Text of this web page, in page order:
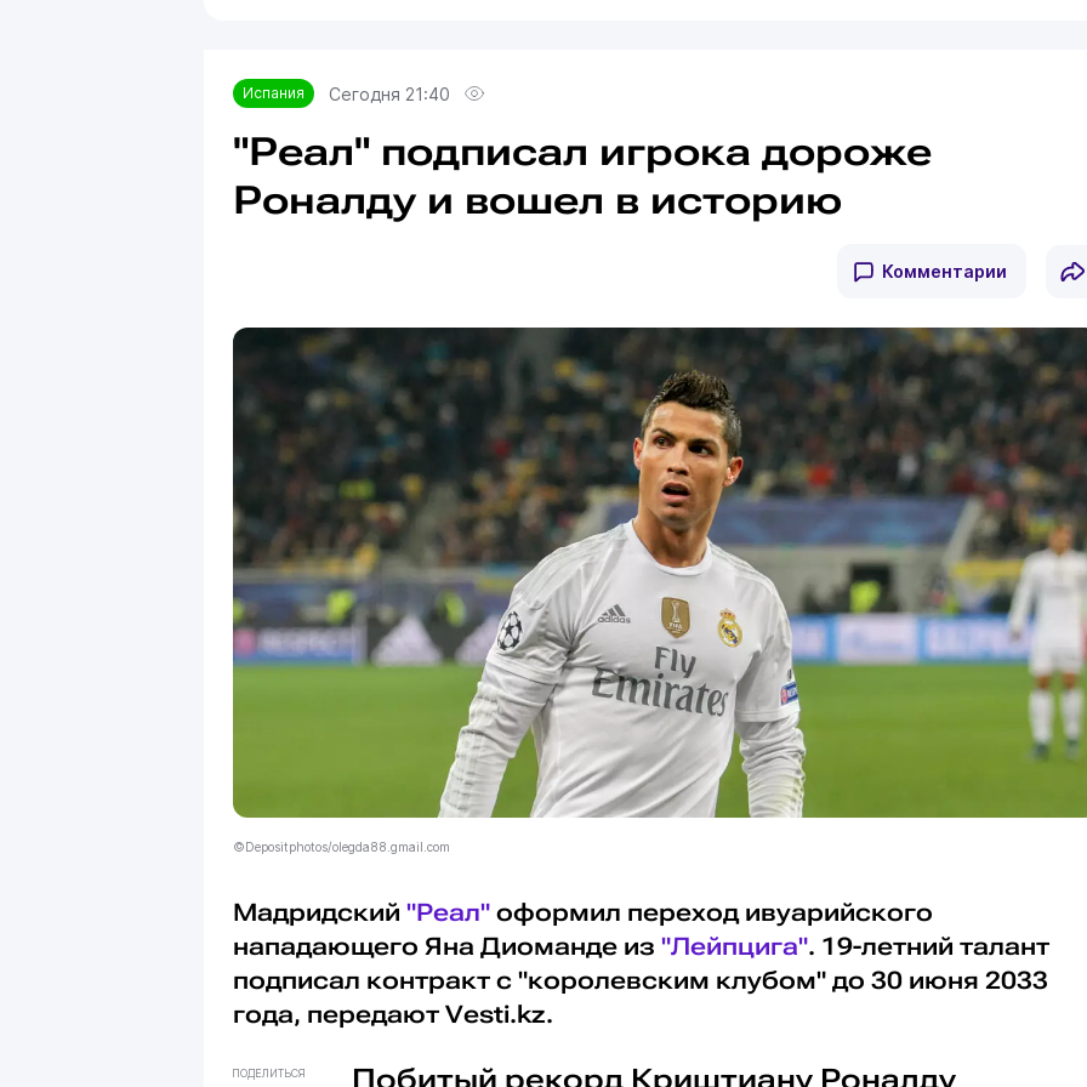
Испания Сегодня 21:40
"Реал" подписал игрока дороже
Роналду и вошел в историю
Комментарии
©Depositphotos/olegda88.gmail.com
Мадридский "Реал" оформил переход ивуарийского
нападающего Яна Диоманде из "Лейпцига". 19-летний талант
подписал контракт с "королевским клубом" до 30 июня 2033
года, передают Vesti.kz.
ПОДЕЛИТЬСЯ Побитый рекорд Криштиану Роналду